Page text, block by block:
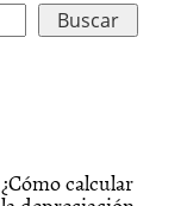
¿Cómo calcular